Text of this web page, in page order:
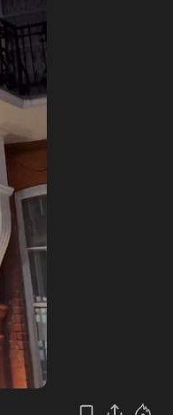
1:59